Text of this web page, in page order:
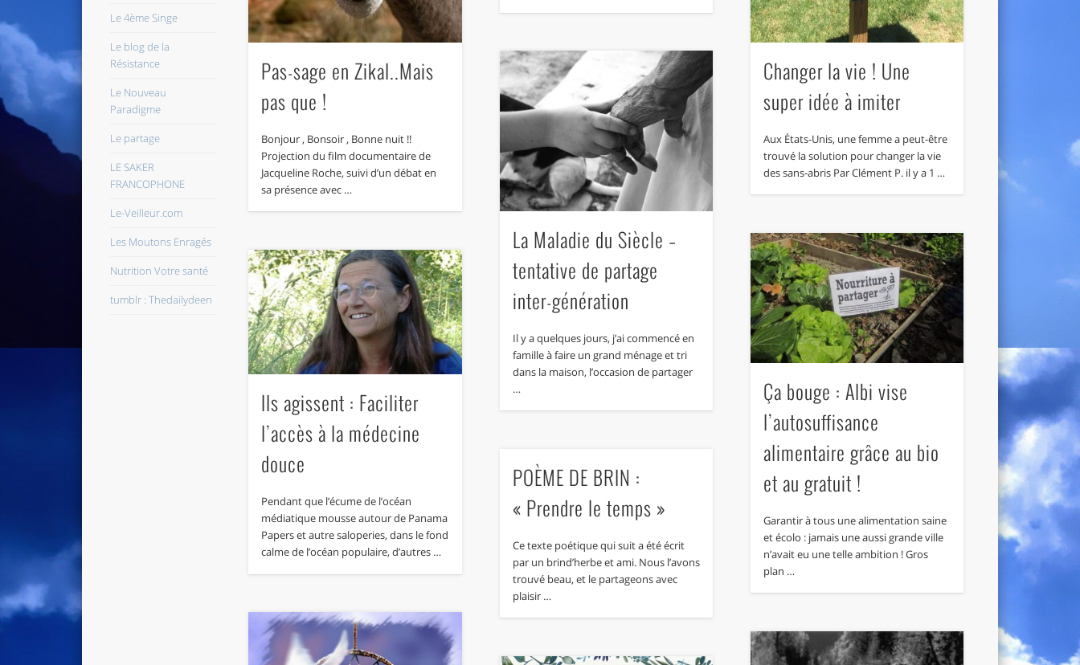
Pas-sage en Zikal..Mais
pas que !
Bonjour , Bonsoir , Bonne nuit !!
Projection du film documentaire de
Jacqueline Roche, suivi d’un débat en
sa présence avec …
Changer la vie ! Une
super idée à imiter
Aux États-Unis, une femme a peut-être
trouvé la solution pour changer la vie
des sans-abris Par Clément P. il y a 1 …
La Maladie du Siècle –
tentative de partage
inter-génération
Il y a quelques jours, j’ai commencé en
famille à faire un grand ménage et tri
dans la maison, l’occasion de partager
…
Ça bouge : Albi vise
l’autosuffisance
alimentaire grâce au bio
et au gratuit !
Garantir à tous une alimentation saine
et écolo : jamais une aussi grande ville
n’avait eu une telle ambition ! Gros
plan …
Ils agissent : Faciliter
l’accès à la médecine
douce
Pendant que l’écume de l’océan
médiatique mousse autour de Panama
Papers et autre saloperies, dans le fond
calme de l’océan populaire, d’autres …
POÈME DE BRIN :
« Prendre le temps »
Ce texte poétique qui suit a été écrit
par un brind’herbe et ami. Nous l’avons
trouvé beau, et le partageons avec
plaisir …
Le 4ème Singe
Le blog de la
Résistance
Le Nouveau
Paradigme
Le partage
LE SAKER
FRANCOPHONE
Le-Veilleur.com
Les Moutons Enragés
Nutrition Votre santé
tumblr : Thedailydeen